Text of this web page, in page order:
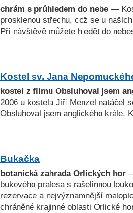
chrám s průhledem do nebe —
prosklenou střechu, což se u
Při návštěvě můžete hledět do
Kostel sv. Jana
kostel z filmu Obsluhoval jsem
2006 u kostela Jiří Menzel natáčel
Obsluhoval jsem anglického krále.
Bukačka
botanická zahrada Orlických hor
bukového pralesa s rašelinnou
rezervace a nejvýznamnější
chráněné krajinné oblasti Orlické